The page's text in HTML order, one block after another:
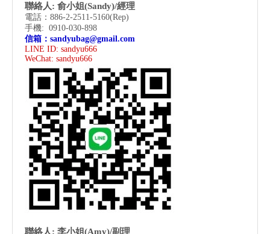
聯絡人: 俞小姐(Sandy)/經理
電話：886-2-2511-5160(Rep)
手機: 0910-030-898
信箱： sandyubag@gmail.com
LINE ID: sandyu666
WeChat: sandyu666
聯絡人: 李小姐(Amy)/副理